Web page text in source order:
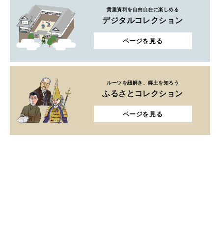
貴重資料を自由自在に楽しめる
デジタルコレクション
ページを見る
ルーツを紐解き、郷土を知ろう
ふるさとコレクション
ページを見る